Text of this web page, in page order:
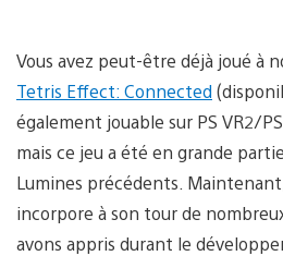
Vous avez peut-être déjà joué à
Tetris Effect: Connected
également jouable sur PS VR2/
mais ce jeu a été en grande
Lumines précédents.
incorpore à son tour de
avons appris durant le